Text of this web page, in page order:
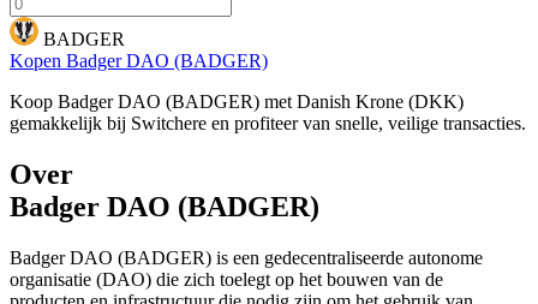
BADGER
Kopen Badger DAO (BADGER)
Koop Badger DAO (BADGER) met Danish Krone (DKK)
gemakkelijk bij Switchere en profiteer van snelle, veilige transacties.
Over
Badger DAO (BADGER)
Badger DAO (BADGER) is een gedecentraliseerde autonome
organisatie (DAO) die zich toelegt op het bouwen van de